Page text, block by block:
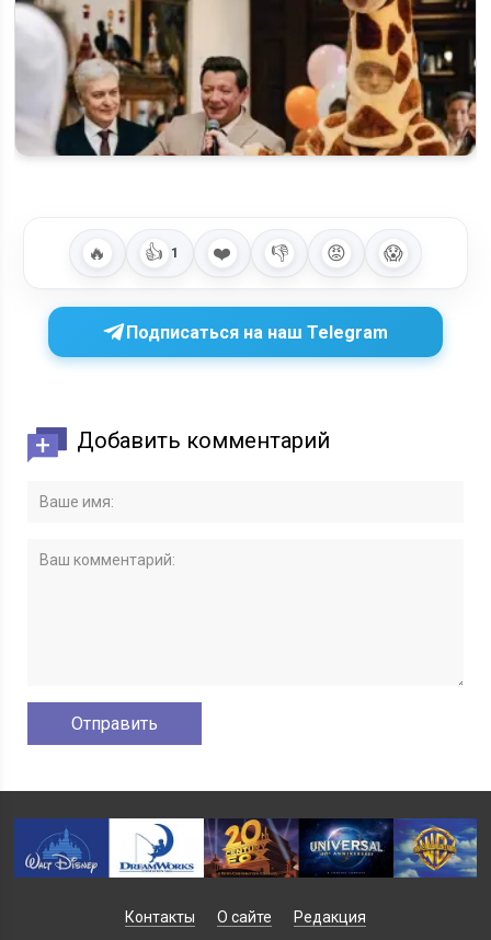
🔥 👍 1 ❤️ 👎 😡 😱
Подписаться на наш Telegram
Добавить комментарий
Контакты О сайте Редакция